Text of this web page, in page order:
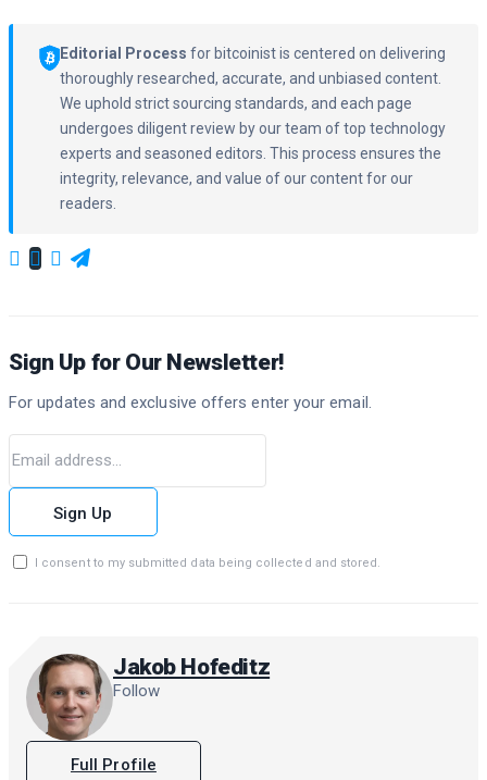
Editorial Process for bitcoinist is centered on delivering
thoroughly researched, accurate, and unbiased content.
We uphold strict sourcing standards, and each page
undergoes diligent review by our team of top technology
experts and seasoned editors. This process ensures the
integrity, relevance, and value of our content for our
readers.
Sign Up for Our Newsletter!
For updates and exclusive offers enter your email.
Sign Up
I consent to my submitted data being collected and stored.
Jakob Hofeditz
Follow
Full Profile